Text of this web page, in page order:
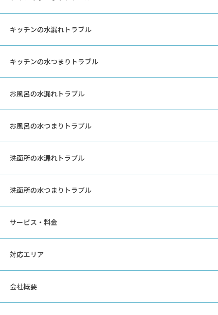
キッチンの水漏れトラブル
キッチンの水つまりトラブル
お風呂の水漏れトラブル
お風呂の水つまりトラブル
洗面所の水漏れトラブル
洗面所の水つまりトラブル
サービス・料金
対応エリア
会社概要